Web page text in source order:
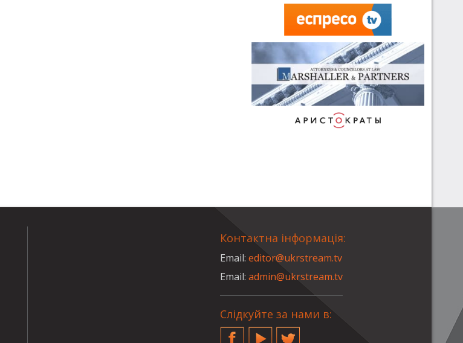
Контактна інформація:
Email:editor@ukrstream.tv
Email:admin@ukrstream.tv
Слідкуйте за нами в:
FacebookYouTubeTwitter